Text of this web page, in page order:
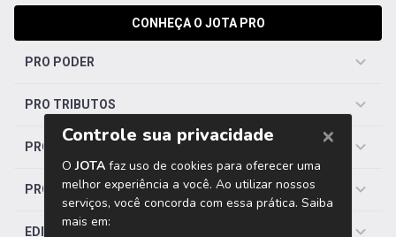
CONHEÇA O JOTA PRO
PRO PODER
PRO TRIBUTOS
PRO TRABALHISTA
PRO SAÚDE
EDITORIAS